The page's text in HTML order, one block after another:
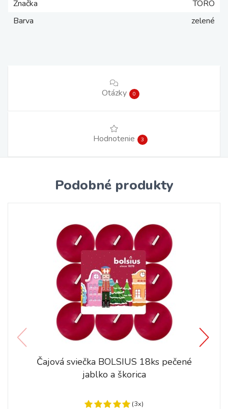
Značka
TORO
Barva
zelené
Otázky 0
Hodnotenie 3
Podobné produkty
Čajová sviečka BOLSIUS 18ks pečené
jablko a škorica
(3x)